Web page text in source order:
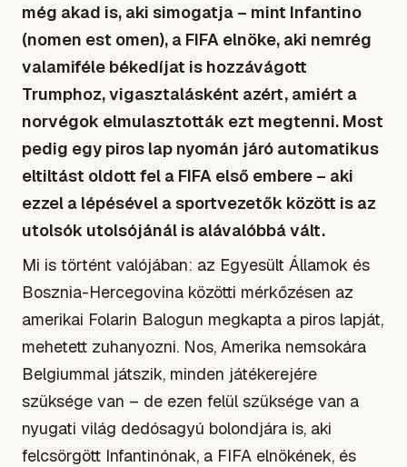
még akad is, aki simogatja – mint Infantino
(nomen est omen), a FIFA elnöke, aki nemrég
valamiféle békedíjat is hozzávágott
Trumphoz, vigasztalásként azért, amiért a
norvégok elmulasztották ezt megtenni. Most
pedig egy piros lap nyomán járó automatikus
eltiltást oldott fel a FIFA első embere – aki
ezzel a lépésével a sportvezetők között is az
utolsók utolsójánál is alávalóbbá vált.
Mi is történt valójában: az Egyesült Államok és
Bosznia-Hercegovina közötti mérkőzésen az
amerikai Folarin Balogun megkapta a piros lapját,
mehetett zuhanyozni. Nos, Amerika nemsokára
Belgiummal játszik, minden játékerejére
szüksége van – de ezen felül szüksége van a
nyugati világ dedósagyú bolondjára is, aki
felcsörgött Infantinónak, a FIFA elnökének, és